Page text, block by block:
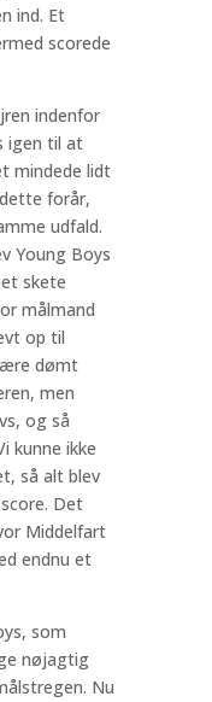
ind. Et
scorede
indenfor
igen til at
mindede lidt
forår,
udfald.
Young Boys
skete
målmand
op til
dømt
men
og så
kunne ikke
så alt blev
Det
Middelfart
endnu et
som
nøjagtig
Nu